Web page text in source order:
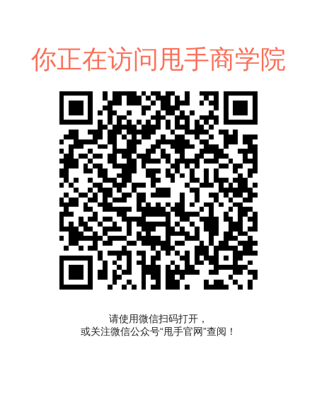
你正在访问甩手商学院
请使用微信扫码打开，
或关注微信公众号“甩手官网”查阅！